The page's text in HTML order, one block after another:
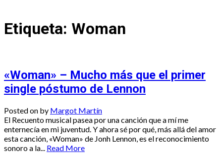
Etiqueta: Woman
«Woman» – Mucho más que el primer
single póstumo de Lennon
Posted on by Margot Martín
El Recuento musical pasea por una canción que a mí me
enternecía en mi juventud. Y ahora sé por qué, más allá del amor
esta canción, «Woman» de Jonh Lennon, es el reconocimiento
sonoro a la...
Read More